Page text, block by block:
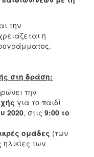
την
η
στη δράση:
την
για το παιδί
2020, στις 9:00 το
ομάδες (των
των